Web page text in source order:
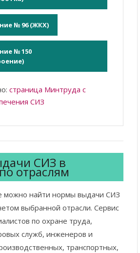
№ 96 (ЖКХ)
№ 150
страница Минтруда с
СИЗ
СИЗ в
отраслям
можно найти нормы выдачи СИЗ
выбранной отрасли. Сервис
по охране труда,
служб, инженеров и
транспортных,